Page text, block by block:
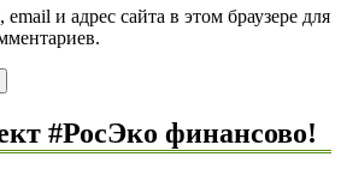
и адрес сайта в этом браузере для
#РосЭко финансово!